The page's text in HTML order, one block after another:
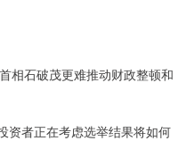
相石破茂更难推动财政整顿和
者正在考虑选举结果将如何